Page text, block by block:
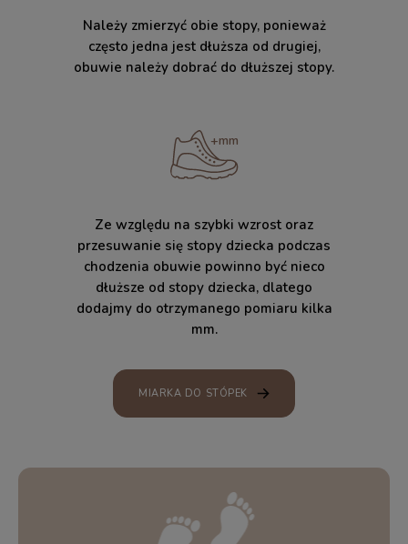
Należy zmierzyć obie stopy, ponieważ
często jedna jest dłuższa od drugiej,
obuwie należy dobrać do dłuższej stopy.
Ze względu na szybki wzrost oraz
przesuwanie się stopy dziecka podczas
chodzenia obuwie powinno być nieco
dłuższe od stopy dziecka, dlatego
dodajmy do otrzymanego pomiaru kilka
mm.
MIARKA DO STÓPEK